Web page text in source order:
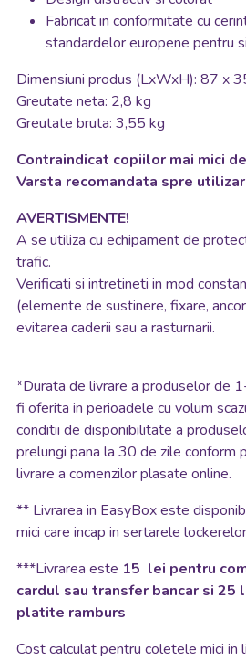
Fabricat in conformitate cu
standardelor europene pentru
Dimensiuni produs (LxWxH): 87 x
Greutate neta: 2,8 kg
Greutate bruta: 3,55 kg
Contraindicat copiilor mai mici
Varsta recomandata spre
AVERTISMENTE!
A se utiliza cu echipament de
trafic.
Verificati si intretineti in mod
(elemente de sustinere, fixare,
evitarea caderii sau a rasturnarii.
*Durata de livrare a produselor de
fi oferita in perioadele cu volum
conditii de disponibilitate a
prelungi pana la 30 de zile conform
livrare a comenzilor plasate online.
** Livrarea in EasyBox este
mici care incap in sertarele
***Livrarea este 15 lei pentru
cardul sau transfer bancar si 25
platite ramburs
Cost calculat pentru coletele mici in